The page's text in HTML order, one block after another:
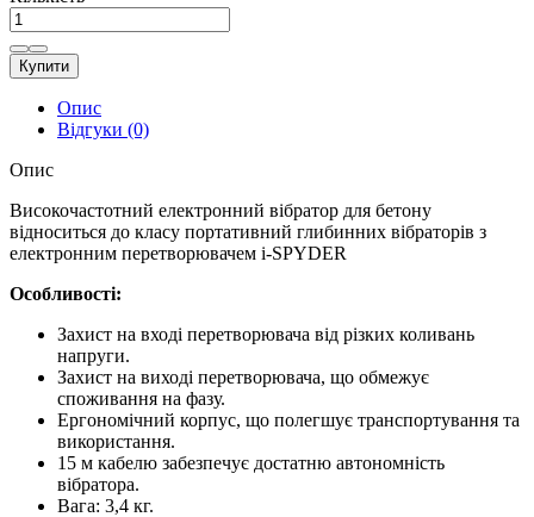
Купити
Опис
Відгуки (0)
Опис
Високочастотний електронний вібратор для бетону
відноситься до класу портативний глибинних вібраторів з
електронним перетворювачем i-SPYDER
Особливості:
Захист на вході перетворювача від різких коливань
напруги.
Захист на виході перетворювача, що обмежує
споживання на фазу.
Ергономічний корпус, що полегшує транспортування та
використання.
15 м кабелю забезпечує достатню автономність
вібратора.
Вага: 3,4 кг.